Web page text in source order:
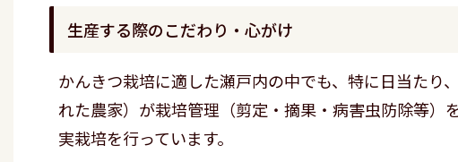
生産する際のこだわり・心がけ
かんきつ栽培に適した瀬戸内の中でも、特に日当た
れた農家）が栽培管理（剪定・摘果・病害虫防除等
実栽培を行っています。